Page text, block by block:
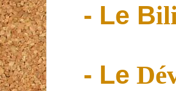
- Le B
- Le